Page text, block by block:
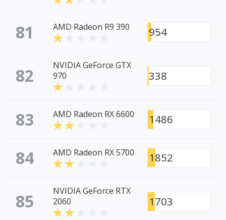
81 AMD Radeon R9 390 954
82
NVIDIA GeForce GTX
970
338
83 AMD Radeon RX 6600 1486
84 AMD Radeon RX 5700 1852
85
NVIDIA GeForce RTX
2060
1703